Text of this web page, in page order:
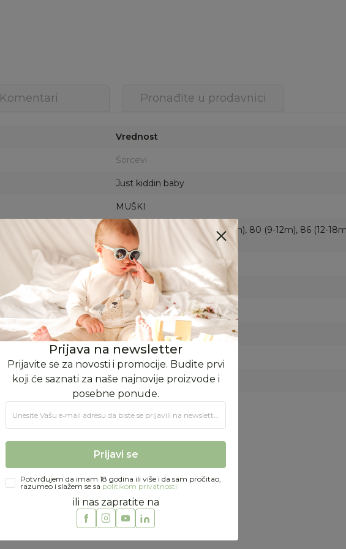
Komentari Pronađite u prodavnici
Vrednost
Šorcevi
Just kiddin baby
MUŠKI
62 (1-3m), 68 (3-6m), 74 (6-9m), 80 (9-12m), 86 (12-
3g)
SVETLO PLAVA
LETO
FORMA VS DOO
SRB
SRBIJA
92% pamuk,8% elastan
Preporučeno
Prijava na newsletter
Prijavite se za novosti i promocije. Budite prvi
koji će saznati za naše najnovije proizvode i
posebne ponude.
Unesite Vašu e‑mail adresu da biste se prijavili na newsletter.
Prijavi se
Potvrđujem da imam 18 godina ili više i da sam pročitao,
razumeo i slažem se sa politikom privatnosti
ili nas zapratite na